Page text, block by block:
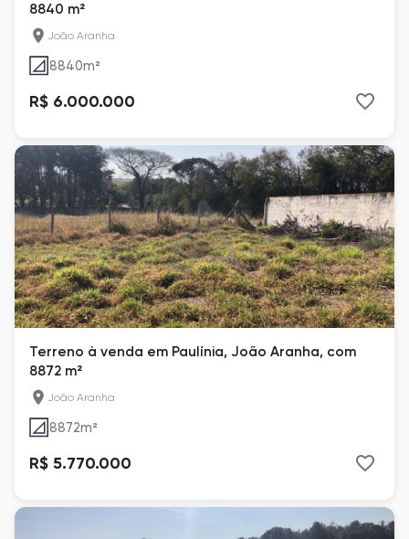
8840 m²
João Aranha
8840m²
R$ 6.000.000
Terreno à venda em Paulínia, João Aranha, com
8872 m²
João Aranha
8872m²
R$ 5.770.000